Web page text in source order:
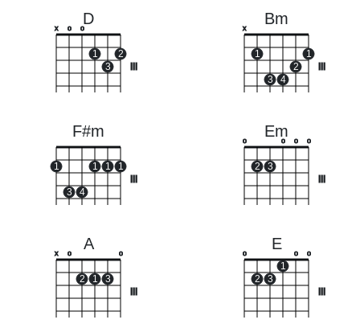
D
x o o
1
3
2
Bm
x
1
3 4
2
1
F#m
1
3 4
1 1 1
Em
o
2 3
o o o
A
x o
2 1 3
o
E
o
2 3
1
o o